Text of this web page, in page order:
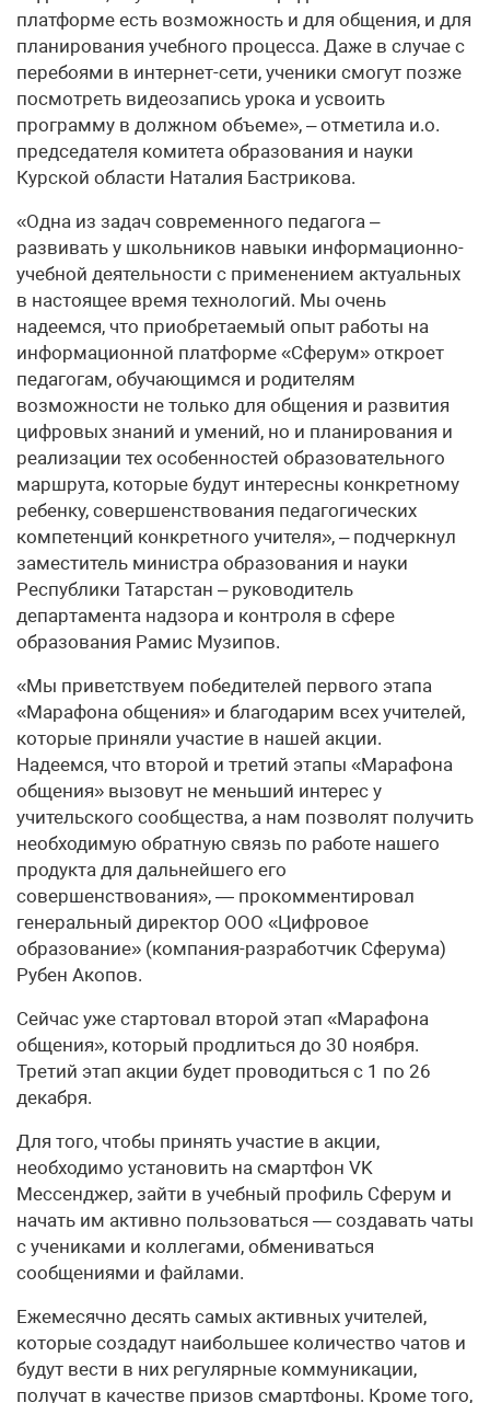
платформе есть возможность и для общения, и для
планирования учебного процесса. Даже в случае с
перебоями в интернет-сети, ученики смогут позже
посмотреть видеозапись урока и усвоить
программу в должном объеме», ­– отметила и.о.
председателя комитета образования и науки
Курской области Наталия Бастрикова.
«Одна из задач современного педагога –
развивать у школьников навыки информационно-
учебной деятельности с применением актуальных
в настоящее время технологий. Мы очень
надеемся, что приобретаемый опыт работы на
информационной платформе «Сферум» откроет
педагогам, обучающимся и родителям
возможности не только для общения и развития
цифровых знаний и умений, но и планирования и
реализации тех особенностей образовательного
маршрута, которые будут интересны конкретному
ребенку, совершенствования педагогических
компетенций конкретного учителя», – подчеркнул
заместитель министра образования и науки
Республики Татарстан – руководитель
департамента надзора и контроля в сфере
образования Рамис Музипов.
«Мы приветствуем победителей первого этапа
«Марафона общения» и благодарим всех учителей,
которые приняли участие в нашей акции.
Надеемся, что второй и третий этапы «Марафона
общения» вызовут не меньший интерес у
учительского сообщества, а нам позволят получить
необходимую обратную связь по работе нашего
продукта для дальнейшего его
совершенствования», — прокомментировал
генеральный директор ООО «Цифровое
образование» (компания-разработчик Сферума)
Рубен Акопов.
Сейчас уже стартовал второй этап «Марафона
общения», который продлиться до 30 ноября.
Третий этап акции будет проводиться с 1 по 26
декабря.
Для того, чтобы принять участие в акции,
необходимо установить на смартфон VK
Мессенджер, зайти в учебный профиль Сферум и
начать им активно пользоваться — создавать чаты
с учениками и коллегами, обмениваться
сообщениями и файлами.
Ежемесячно десять самых активных учителей,
которые создадут наибольшее количество чатов и
будут вести в них регулярные коммуникации,
получат в качестве призов смартфоны. Кроме того,